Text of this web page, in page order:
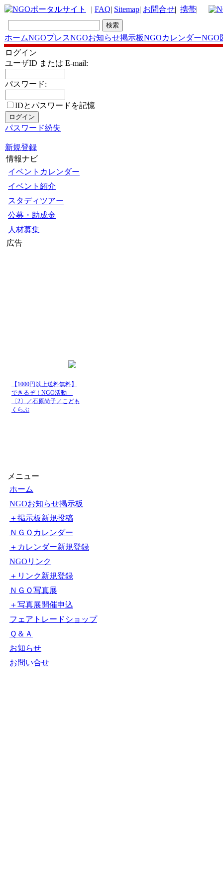
| FAQ| Sitemap| お問合せ| 携帯|
ホームNGOプレスNGOお知らせ掲示板NGOカレンダーNGO
ログイン
ユーザID または E-mail:
パスワード:
IDとパスワードを記憶
パスワード紛失
新規登録
情報ナビ
イベントカレンダー
イベント紹介
スタディツアー
公募・助成金
人材募集
広告
【1000円以上送料無料】
できるぞ！NGO活動
〔2〕／石原尚子／こども
くらぶ
メニュー
ホーム
NGOお知らせ掲示板
＋掲示板新規投稿
ＮＧＯカレンダー
＋カレンダー新規登録
NGOリンク
＋リンク新規登録
ＮＧＯ写真展
＋写真展開催申込
フェアトレードショップ
Ｑ＆Ａ
お知らせ
お問い合せ